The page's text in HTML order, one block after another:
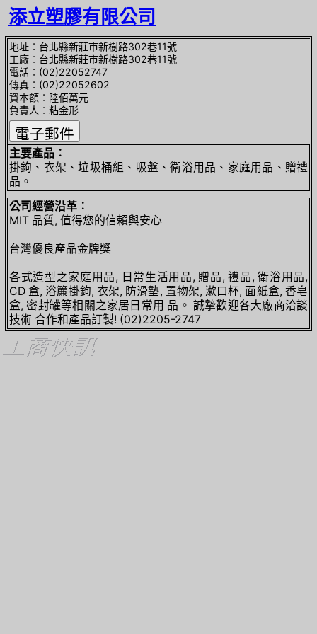
添立塑膠有限公司
地址︰台北縣新莊市新樹路302巷11號
工廠︰台北縣新莊市新樹路302巷11號
電話︰(02)22052747
傳真︰(02)22052602
資本額︰陸佰萬元
負責人︰粘金形
主要產品︰
掛鉤、衣架、垃圾桶組、吸盤、衛浴用品、家庭用品、贈禮
品。
公司經營沿革︰
MIT 品質, 值得您的信賴與安心
台灣優良產品金牌獎
各式造型之家庭用品, 日常生活用品, 贈品, 禮品, 衛浴用品,
CD 盒, 浴簾掛鉤, 衣架, 防滑墊, 置物架, 漱口杯, 面紙盒, 香皂
盒, 密封罐等相關之家居日常用 品。 誠摯歡迎各大廠商洽談
技術 合作和產品訂製! (02)2205-2747